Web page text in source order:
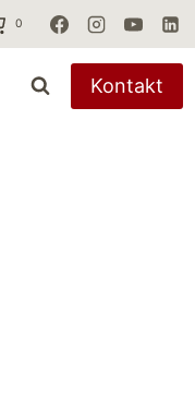
0
Kontakt